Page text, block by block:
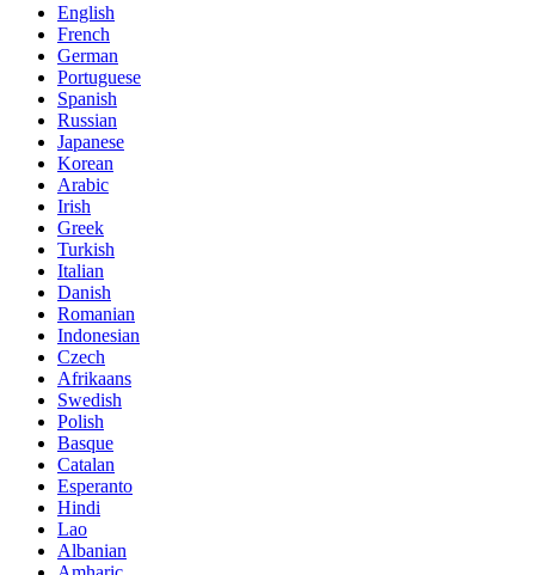
English
French
German
Portuguese
Spanish
Russian
Japanese
Korean
Arabic
Irish
Greek
Turkish
Italian
Danish
Romanian
Indonesian
Czech
Afrikaans
Swedish
Polish
Basque
Catalan
Esperanto
Hindi
Lao
Albanian